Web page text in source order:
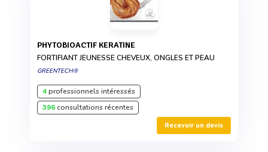
PHYTOBIOACTIF KERATINE
FORTIFIANT JEUNESSE CHEVEUX, ONGLES ET PEAU
GREENTECH®
4professionnels intéressés
396consultations récentes
Recevoir un devis